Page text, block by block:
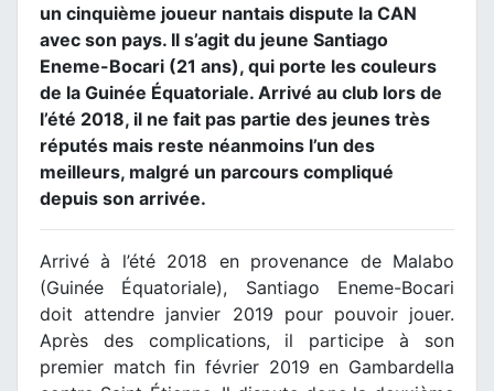
un cinquième joueur nantais dispute la CAN
avec son pays. Il s’agit du jeune Santiago
Eneme-Bocari (21 ans), qui porte les couleurs
de la Guinée Équatoriale. Arrivé au club lors de
l’été 2018, il ne fait pas partie des jeunes très
réputés mais reste néanmoins l’un des
meilleurs, malgré un parcours compliqué
depuis son arrivée.
Arrivé à l’été 2018 en provenance de Malabo
(Guinée Équatoriale), Santiago Eneme-Bocari
doit attendre janvier 2019 pour pouvoir jouer.
Après des complications, il participe à son
premier match fin février 2019 en Gambardella